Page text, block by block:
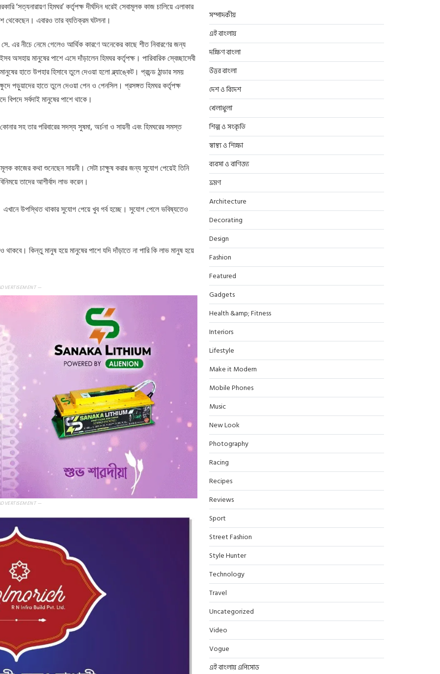
‘সত্যনারায়ণ হিমঘর’ কর্তৃপক্ষ দীর্ঘদিন ধরেই সেবামূলক কাজ চালিয়ে এলাকার
থেকেছেন। এবারও তার ব্যতিক্রম ঘটলনা।
এর নীচে নেমে গেলেও আর্থিক কারণে অনেকের কাছে শীত নিবারণের জন্য
অসহায় মানুষের পাশে এসে দাঁড়ালেন হিমঘর কর্তৃপক্ষ। পারিবারিক স্বেচ্ছাসেবী
হাতে উপহার হিসাবে তুলে দেওয়া হলো ব্ল্যাঙ্কেট। প্রচন্ড ঠান্ডার সময়
পড়ুয়াদের হাতে তুলে দেওয়া পেন ও পেনসিল। প্রসঙ্গত হিমঘর কর্তৃপক্ষ
সর্বদাই মানুষের পাশে থাকে।
সহ তার পরিবারের সদস্য সুষমা, অর্চনা ও সায়নী এবং হিমঘরের সমস্ত
কাজের কথা শুনেছেন সায়নী। সেটা চাক্ষুষ করার জন্য সুযোগ পেয়েই তিনি
তাদের আশীর্বাদ লাভ করেন।
এখানে উপস্থিত থাকার সুযোগ পেয়ে খুব গর্ব হচ্ছে। সুযোগ পেলে ভবিষ্যতেও
কিন্তু মানুষ হয়ে মানুষের পাশে যদি দাঁড়াতে না পারি কি লাভ মানুষ হয়ে
—
—
সম্পাদকীয়
এই বাংলায়
দক্ষিণ বাংলা
উত্তর বাংলা
দেশ ও বিদেশ
খেলাধুলা
শিল্প ও সংকৃতি
স্বাস্থ্য ও শিক্ষা
ব্যবসা ও বাণিজ্য
ভ্রমণ
Architecture
Decorating
Design
Fashion
Featured
Gadgets
Health &amp; Fitness
Interiors
Lifestyle
Make it Modern
Mobile Phones
Music
New Look
Photography
Racing
Recipes
Reviews
Sport
Street Fashion
Style Hunter
Technology
Travel
Uncategorized
Video
Vogue
এই বাংলায় এপিসোড